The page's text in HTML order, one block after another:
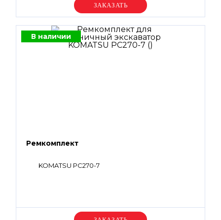
Уточняйте цену
В наличии
Ремкомплект
KOMATSU PC270-7